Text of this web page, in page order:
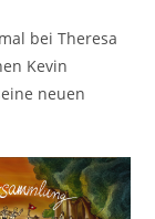
bei Theresa
Kevin
neuen